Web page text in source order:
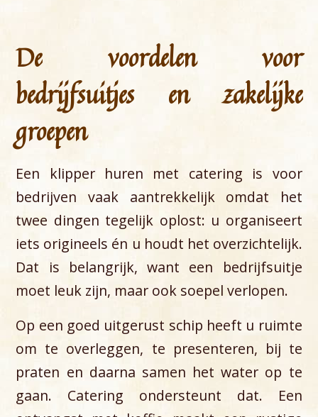
De voordelen voor
bedrijfsuitjes en zakelijke
groepen
Een klipper huren met catering is voor
bedrijven vaak aantrekkelijk omdat het
twee dingen tegelijk oplost: u organiseert
iets origineels én u houdt het overzichtelijk.
Dat is belangrijk, want een bedrijfsuitje
moet leuk zijn, maar ook soepel verlopen.
Op een goed uitgerust schip heeft u ruimte
om te overleggen, te presenteren, bij te
praten en daarna samen het water op te
gaan. Catering ondersteunt dat. Een